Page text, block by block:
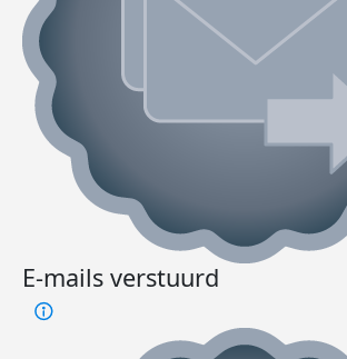
E-mails verstuurd